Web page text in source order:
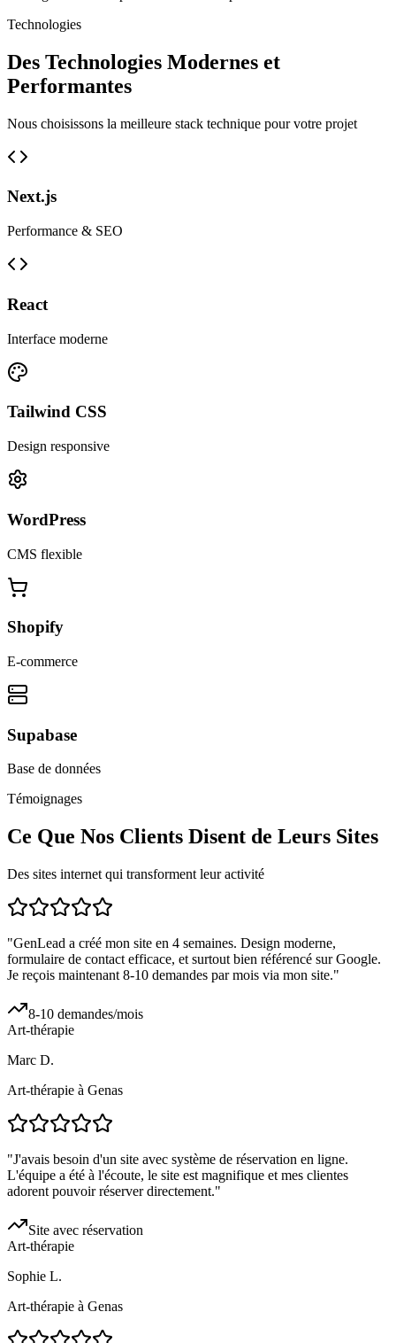
Technologies
Des Technologies Modernes et
Performantes
Nous choisissons la meilleure stack technique pour votre projet
Next.js
Performance & SEO
React
Interface moderne
Tailwind CSS
Design responsive
WordPress
CMS flexible
Shopify
E-commerce
Supabase
Base de données
Témoignages
Ce Que Nos Clients Disent de Leurs Sites
Des sites internet qui transforment leur activité
"GenLead a créé mon site en 4 semaines. Design moderne,
formulaire de contact efficace, et surtout bien référencé sur Google.
Je reçois maintenant 8-10 demandes par mois via mon site."
8-10 demandes/mois
Art-thérapie
Marc D.
Art-thérapie à Genas
"J'avais besoin d'un site avec système de réservation en ligne.
L'équipe a été à l'écoute, le site est magnifique et mes clientes
adorent pouvoir réserver directement."
Site avec réservation
Art-thérapie
Sophie L.
Art-thérapie à Genas